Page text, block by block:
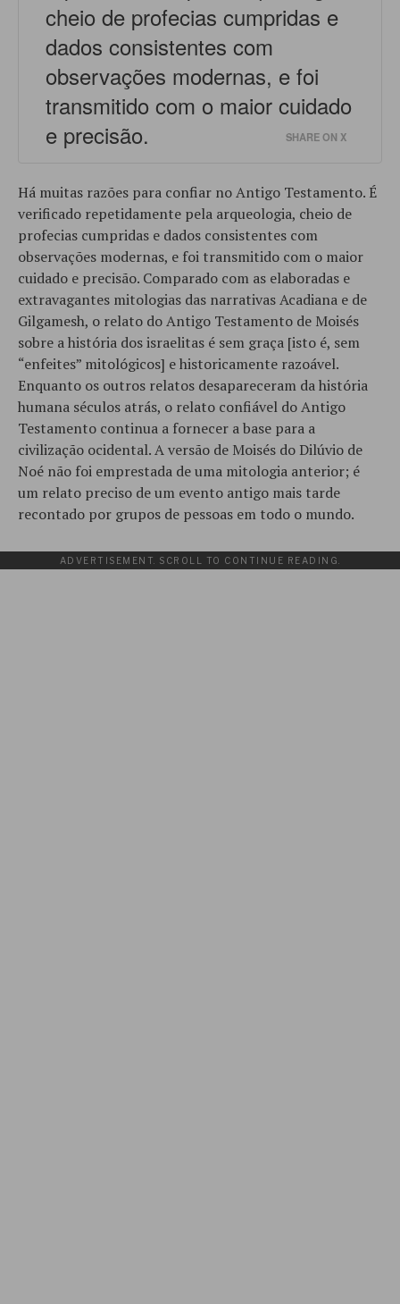
cheio de profecias cumpridas e
dados consistentes com
observações modernas, e foi
transmitido com o maior cuidado
e precisão.
SHARE ON X
Há muitas razões para confiar no Antigo Testamento. É
verificado repetidamente pela arqueologia, cheio de
profecias cumpridas e dados consistentes com
observações modernas, e foi transmitido com o maior
cuidado e precisão. Comparado com as elaboradas e
extravagantes mitologias das narrativas Acadiana e de
Gilgamesh, o relato do Antigo Testamento de Moisés
sobre a história dos israelitas é sem graça [isto é, sem
“enfeites” mitológicos] e historicamente razoável.
Enquanto os outros relatos desapareceram da história
humana séculos atrás, o relato confiável do Antigo
Testamento continua a fornecer a base para a
civilização ocidental. A versão de Moisés do Dilúvio de
Noé não foi emprestada de uma mitologia anterior; é
um relato preciso de um evento antigo mais tarde
recontado por grupos de pessoas em todo o mundo.
ADVERTISEMENT. SCROLL TO CONTINUE READING.